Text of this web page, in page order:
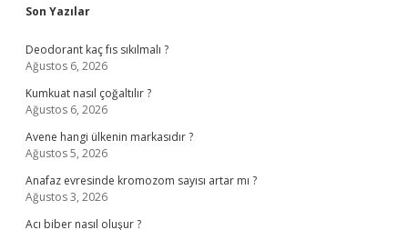
Sidebar
Son Yazılar
Deodorant kaç fıs sıkılmalı ?
Ağustos 6, 2026
Kumkuat nasıl çoğaltılır ?
Ağustos 6, 2026
Avene hangi ülkenin markasıdır ?
Ağustos 5, 2026
Anafaz evresinde kromozom sayısı artar mı ?
Ağustos 3, 2026
Acı biber nasıl oluşur ?